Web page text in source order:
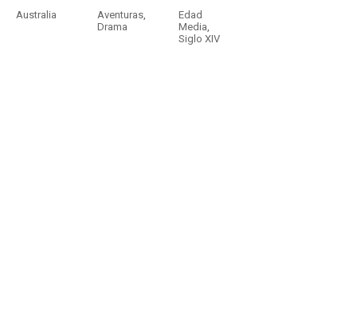
Australia Aventuras,
Drama
Edad
Media,
Siglo XIV